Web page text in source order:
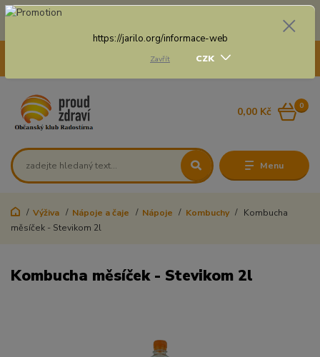
Doprava zdarma na některé druhy dopravy při nákupu
Menu
CZK
0
0,00 Kč
Výživa Nápoje a čaje Nápoje Kombuchy
Kombucha
měsíček - Stevikom 2l
Kombucha měsíček - Stevikom 2l
https://jarilo.org/informace-web
Zavřít